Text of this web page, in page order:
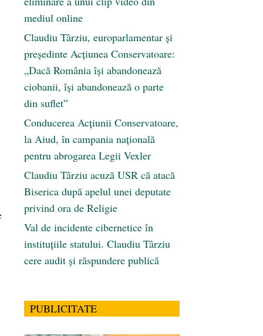
mediul online
Claudiu Târziu, europarlamentar și
președinte Acțiunea Conservatoare:
„Dacă România își abandonează
ciobanii, își abandonează o parte
din suflet”
Conducerea Acțiunii Conservatoare,
la Aiud, în campania națională
pentru abrogarea Legii Vexler
Claudiu Târziu acuză USR că atacă
Biserica după apelul unei deputate
privind ora de Religie
Val de incidente cibernetice în
instituțiile statului. Claudiu Târziu
cere audit și răspundere publică
PUBLICITATE